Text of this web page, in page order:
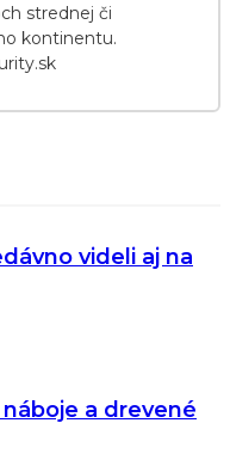
strednej či
kontinentu.
videli aj na
a drevené